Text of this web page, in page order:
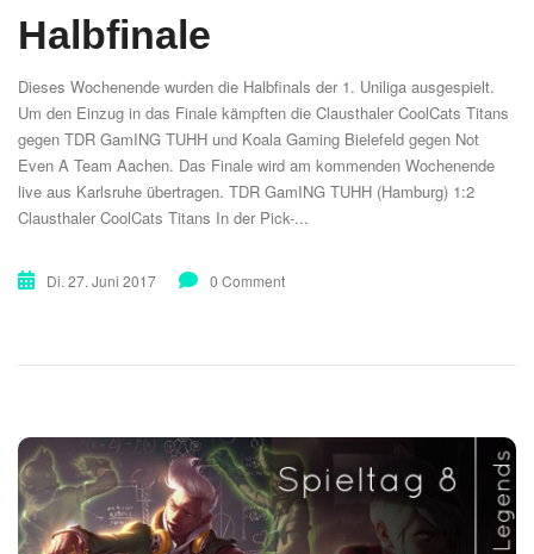
Halbfinale
Dieses Wochenende wurden die Halbfinals der 1. Uniliga ausgespielt.
Um den Einzug in das Finale kämpften die Clausthaler CoolCats Titans
gegen TDR GamING TUHH und Koala Gaming Bielefeld gegen Not
Even A Team Aachen. Das Finale wird am kommenden Wochenende
live aus Karlsruhe übertragen. TDR GamING TUHH (Hamburg) 1:2
Clausthaler CoolCats Titans In der Pick-...
Di. 27. Juni 2017 0 Comment